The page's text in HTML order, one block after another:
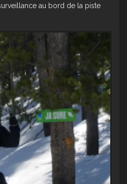
au bord de la piste